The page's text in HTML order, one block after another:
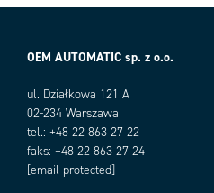
OEM AUTOMATIC sp. z o.o.
ul. Działkowa 121 A
02-234 Warszawa
tel.: +48 22 863 27 22
faks: +48 22 863 27 24
[email protected]